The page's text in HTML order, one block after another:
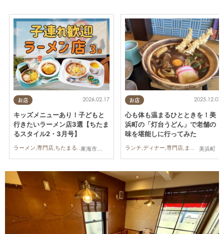
お店
東海市,東浦町,美浜町
2026.02.17
キッズメニューあり！子どもと
行きたいラーメン店3選【ちたま
るスタイル2・3月号】
ラーメン,専門店,ちたまるスタイル掲載店,まとめ記事
お店
美浜町
2025.12.07
心も体も温まるひとときを！美
浜町の「灯台うどん」で老舗の
味を堪能しに行ってみた